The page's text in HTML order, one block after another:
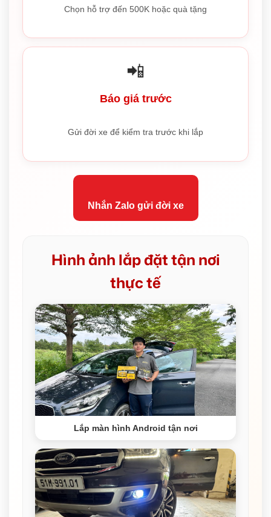
Chọn hỗ trợ đến 500K hoặc quà tặng
📲
Báo giá trước
Gửi đời xe để kiểm tra trước khi lắp
Nhắn Zalo gửi đời xe
Hình ảnh lắp đặt tận nơi
thực tế
Lắp màn hình Android tận nơi